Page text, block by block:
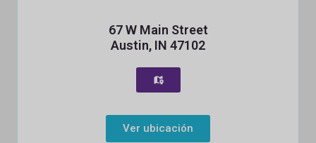
67 W Main Street
Austin, IN 47102
Ver ubicación